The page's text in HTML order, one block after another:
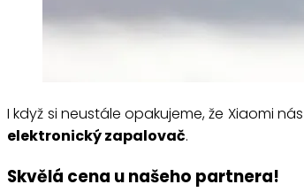
I když si neustále opakujeme, že Xiaomi
elektronický zapalovač.
Skvělá cena u našeho partnera!